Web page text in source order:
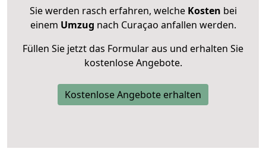
Sie werden rasch erfahren, welche Kosten bei
einem Umzug nach Curaçao anfallen werden.
Füllen Sie jetzt das Formular aus und erhalten Sie
kostenlose Angebote.
Kostenlose Angebote erhalten